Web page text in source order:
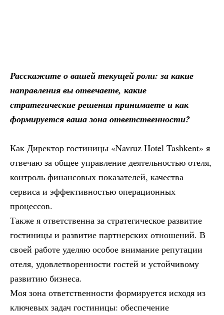
Расскажите о вашей текущей роли: за какие
направления вы отвечаете, какие
стратегические решения принимаете и как
формируется ваша зона ответственности?
Как Директор гостиницы «Navruz Hotel Tashkent» я
отвечаю за общее управление деятельностью отеля,
контроль финансовых показателей, качества
сервиса и эффективностью операционных
процессов.
Также я ответственна за стратегическое развитие
гостиницы и развитие партнерских отношений. В
своей работе уделяю особое внимание репутации
отеля, удовлетворенности гостей и устойчивому
развитию бизнеса.
Моя зона ответственности формируется исходя из
ключевых задач гостиницы: обеспечение